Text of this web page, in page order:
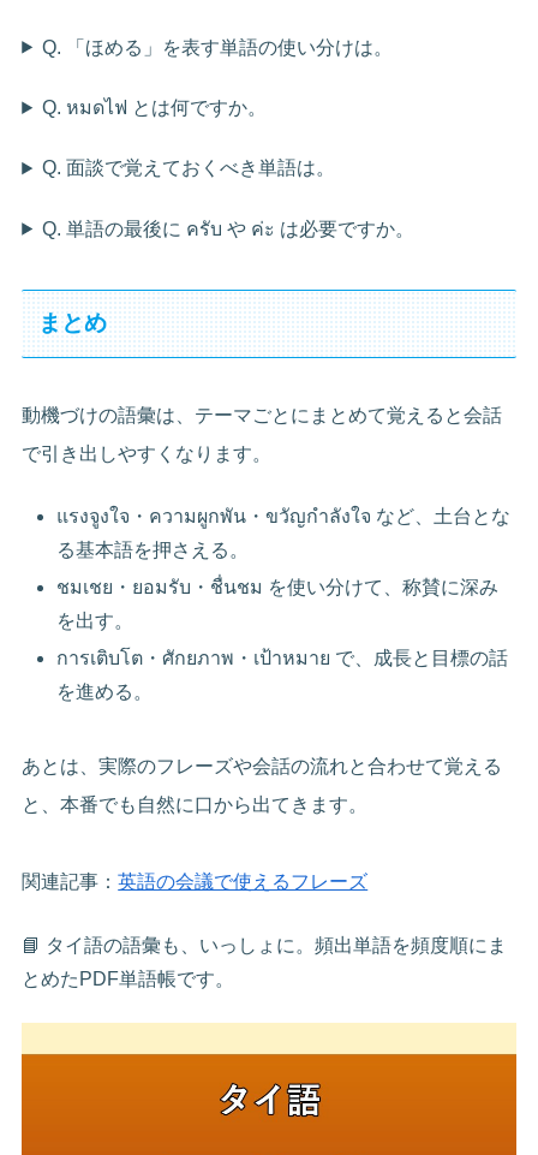
Q. 「ほめる」を表す単語の使い分けは。
Q. หมดไฟ とは何ですか。
Q. 面談で覚えておくべき単語は。
Q. 単語の最後に ครับ や ค่ะ は必要ですか。
まとめ
動機づけの語彙は、テーマごとにまとめて覚えると会話
で引き出しやすくなります。
แรงจูงใจ・ความผูกพัน・ขวัญกำลังใจ など、土台とな
る基本語を押さえる。
ชมเชย・ยอมรับ・ชื่นชม を使い分けて、称賛に深み
を出す。
การเติบโต・ศักยภาพ・เป้าหมาย で、成長と目標の話
を進める。
あとは、実際のフレーズや会話の流れと合わせて覚える
と、本番でも自然に口から出てきます。
関連記事：英語の会議で使えるフレーズ
📘 タイ語の語彙も、いっしょに。頻出単語を頻度順にま
とめたPDF単語帳です。